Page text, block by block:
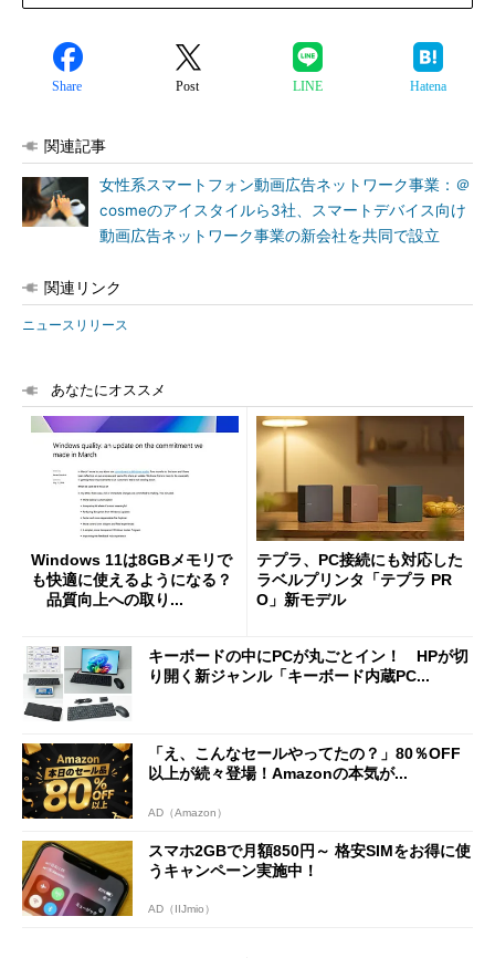
Share Post LINE Hatena
関連記事
女性系スマートフォン動画広告ネットワーク事業：＠
cosmeのアイスタイルら3社、スマートデバイス向け
動画広告ネットワーク事業の新会社を共同で設立
関連リンク
ニュースリリース
あなたにオススメ
Windows 11は8GBメモリで
も快適に使えるようになる？
品質向上への取り...
テプラ、PC接続にも対応した
ラベルプリンタ「テプラ PR
O」新モデル
キーボードの中にPCが丸ごとイン！ HPが切
り開く新ジャンル「キーボード内蔵PC...
「え、こんなセールやってたの？」80％OFF
以上が続々登場！Amazonの本気が...
AD（Amazon）
スマホ2GBで月額850円～ 格安SIMをお得に使
うキャンペーン実施中！
AD（IIJmio）